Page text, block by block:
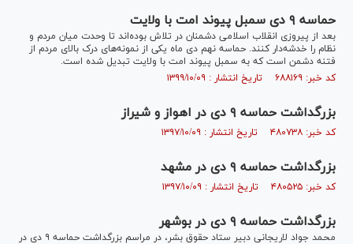
حماسه ۹ دی سمبل پیوند امت با ولایت
بعد از پیروزی انقلاب اسلامی دشمنان در تلاش بوده‌اند تا وحدت میان مردم و
نظام را خدشه‌دار کنند. حماسه نهم دی ماه یکی از نمونه‌های درک بالای مردم از
فتنه دشمن است که به سمبل پیوند امت با ولایت تبدیل شده است.
کد خبر: ۶۸۸۱۶۹ تاریخ انتشار : ۱۳۹۹/۱۰/۰۹
بزرگداشت حماسه ۹ دی در اهواز و شیراز
کد خبر: ۴۸۰۷۳۸ تاریخ انتشار : ۱۳۹۷/۱۰/۰۹
بزرگداشت حماسه ۹ دی در مشهد
کد خبر: ۴۸۰۵۲۵ تاریخ انتشار : ۱۳۹۷/۱۰/۰۹
بزرگداشت حماسه ۹ دی در بوشهر
محمد جواد لاریجانی دبیر ستاد حقوق بشر، در مراسم بزرگداشت حماسه ۹ دی در